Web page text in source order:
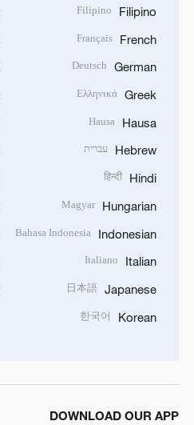
Filipino
Filipino
French
Français
German
Deutsch
Greek
Ελληνικά
Hausa
Hausa
Hebrew עברית
Hindi
हिन्दी
Hungarian
Magyar
Indonesian
Bahasa Indonesia
Italian
Italiano
Japanese
日本語
Korean
한국어
DOWNLOAD OUR APP